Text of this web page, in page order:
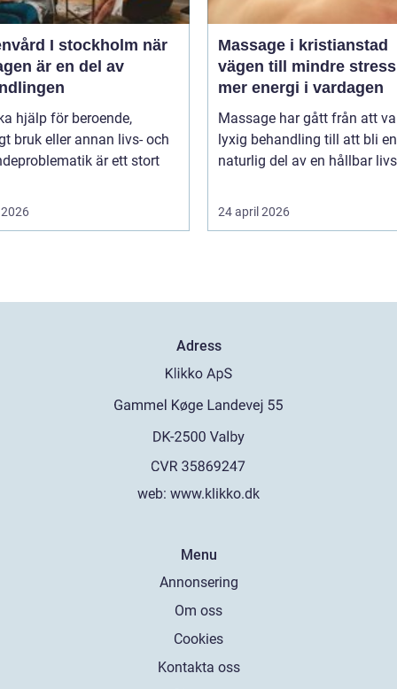
I stockholm när
är en del av
hjälp för beroende,
bruk eller annan livs- och
är ett stort
Massage i kristianstad
vägen till mindre
mer energi i vardagen
Massage har gått från att
lyxig behandling till att bli en
naturlig del av en hållbar
24 april 2026
Adress
web: www.klikko.dk
Menu
Annonsering
Om oss
Cookies
Kontakta oss